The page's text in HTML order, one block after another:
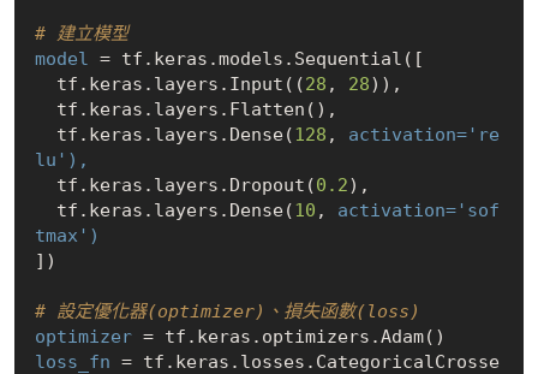
# 建立模型
model
= tf.keras.models.Sequential([
  tf.keras.layers.Input((
28 , 28)),
  tf.keras.layers.Dense(
128 , activation='re
lu'),
  tf.keras.layers.Dropout(
0.2),
  tf.keras.layers.Dense(
10 , activation='sof
tmax')
])
# 設定優化器(optimizer)、損失函數(loss)
optimizer
loss_fn = tf.keras.losses.CategoricalCrosse